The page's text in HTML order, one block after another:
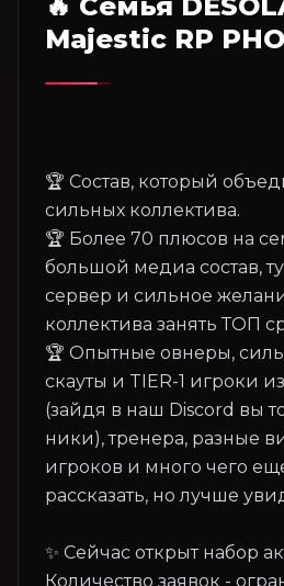
Majestic RP
🏆 Cостав, который
сильных коллектива.
🏆 Более 70 плюсов на
большой медиа состав,
сервер и сильное
коллектива занять ТОП
🏆 Опытные овнеры,
скауты и TIER-1 игроки
(зайдя в наш Discord вы
ники), тренера, разные
игроков и много чего
рассказать, но лучше
✨ Сейчас открыт набор
Количество заявок -